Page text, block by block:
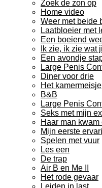
Zoek de zon op
Home video
Weer met beide
Laatbloeier met
Een boeiend
Ik zie, ik zie wat
Een avondje
Large Penis
Diner voor drie
Het kamermeisje
B&B
Large Penis
Seks met mijn ex
Haar man
Mijn eerste
Spelen met vuur
Les een
De trap
Air B en Me II
Het rode gevaar
Leiden in last